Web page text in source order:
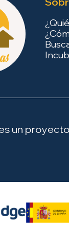
un